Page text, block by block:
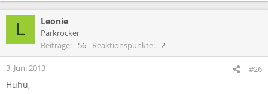
L Leonie
Parkrocker
Beiträge
56 Reaktionspunkte 2
3. Juni 2013 #26
Huhu,